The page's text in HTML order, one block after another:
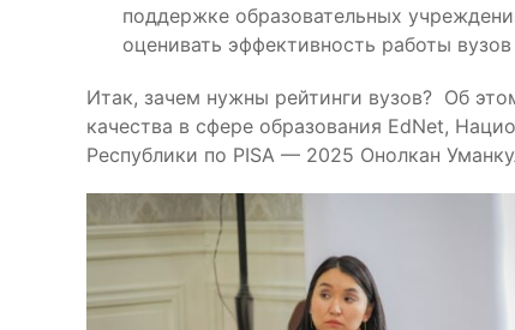
поддержке образовательных
оценивать эффективность работы
Итак, зачем нужны рейтинги вузов? Об
качества в сфере образования EdNet,
Республики по PISA — 2025 Онолкан